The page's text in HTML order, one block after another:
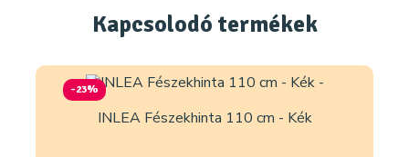
Kapcsolodó termékek
-23%
INLEA Fészekhinta 110 cm - Kék